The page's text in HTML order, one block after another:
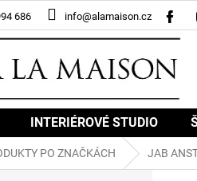
686 info@alamaison.cz
INTERIÉROVÉ STUDIO
PO ZNAČKÁCH JAB